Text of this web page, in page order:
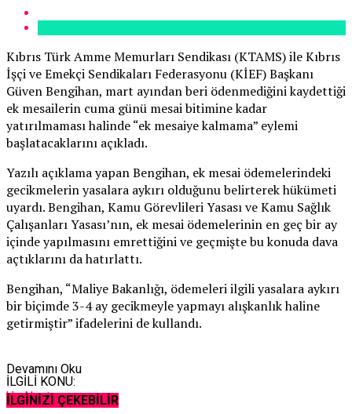
Kıbrıs Türk Amme Memurları Sendikası (KTAMS) ile Kıbrıs
İşçi ve Emekçi Sendikaları Federasyonu (KİEF) Başkanı
Güven Bengihan, mart ayından beri ödenmediğini kaydettiği
ek mesailerin cuma günü mesai bitimine kadar
yatırılmaması halinde “ek mesaiye kalmama” eylemi
başlatacaklarını açıkladı.
Yazılı açıklama yapan Bengihan, ek mesai ödemelerindeki
gecikmelerin yasalara aykırı olduğunu belirterek hükümeti
uyardı. Bengihan, Kamu Görevlileri Yasası ve Kamu Sağlık
Çalışanları Yasası’nın, ek mesai ödemelerinin en geç bir ay
içinde yapılmasını emrettiğini ve geçmişte bu konuda dava
açtıklarını da hatırlattı.
Bengihan, “Maliye Bakanlığı, ödemeleri ilgili yasalara aykırı
bir biçimde 3-4 ay gecikmeyle yapmayı alışkanlık haline
getirmiştir” ifadelerini de kullandı.
İLGİLİ KONU:
Up Next
Devamını Oku
İLGİNİZİ ÇEKEBİLİR